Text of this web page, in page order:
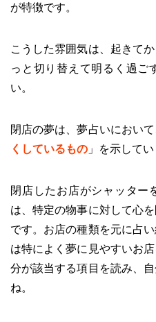
が特徴です。
こうした雰囲気は、起きて
っと切り替えて明るく過ご
い。
閉店の夢は、夢占いにおい
くしているもの 」を示してい
閉店したお店がシャッター
は、特定の物事に対して心
です。お店の種類を元に占
は特によく夢に見やすいお
分が該当する項目を読み、
ね。